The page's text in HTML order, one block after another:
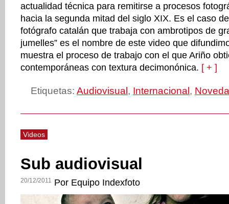
actualidad técnica para remitirse a procesos
hacia la segunda mitad del siglo XIX. Es el caso
fotógrafo catalán que trabaja con ambrotipos de
jumelles” es el nombre de este video que
muestra el proceso de trabajo con el que Ariño
contemporáneas con textura decimonónica. [ + ]
Etiquetas: Audiovisual , Internacional ,
Videos
Sub audiovisual
20/12/2011 Por Equipo Indexfoto